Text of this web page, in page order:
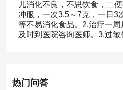
儿消化不良，不思饮食，二
冲服，一次3.5～7克，一日3
等不易消化食品。2.治疗一
及时到医院咨询医师。3.过敏
热门问答